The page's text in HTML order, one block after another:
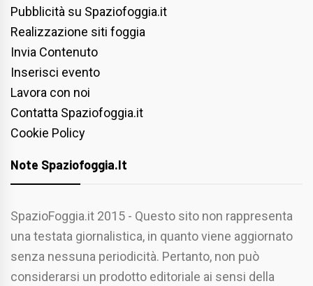
Pubblicità su Spaziofoggia.it
Realizzazione siti foggia
Invia Contenuto
Inserisci evento
Lavora con noi
Contatta Spaziofoggia.it
Cookie Policy
Note Spaziofoggia.it
SpazioFoggia.it 2015 - Questo sito non rappresenta
una testata giornalistica, in quanto viene aggiornato
senza nessuna periodicità. Pertanto, non può
considerarsi un prodotto editoriale ai sensi della